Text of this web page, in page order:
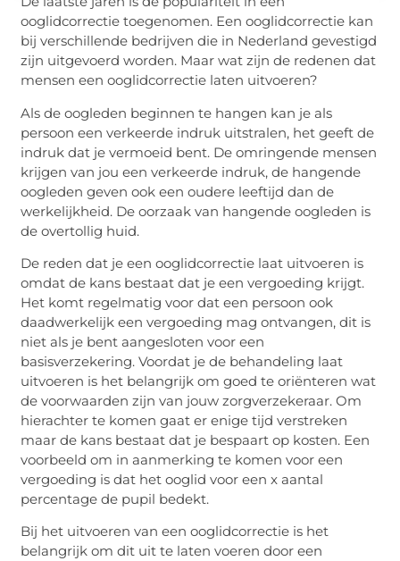
ooglidcorrectie toegenomen. Een ooglidcorrectie kan
bij verschillende bedrijven die in Nederland gevestigd
zijn uitgevoerd worden. Maar wat zijn de redenen dat
mensen een ooglidcorrectie laten uitvoeren?
Als de oogleden beginnen te hangen kan je als
persoon een verkeerde indruk uitstralen, het geeft de
indruk dat je vermoeid bent. De omringende mensen
krijgen van jou een verkeerde indruk, de hangende
oogleden geven ook een oudere leeftijd dan de
werkelijkheid. De oorzaak van hangende oogleden is
de overtollig huid.
De reden dat je een ooglidcorrectie laat uitvoeren is
omdat de kans bestaat dat je een vergoeding krijgt.
Het komt regelmatig voor dat een persoon ook
daadwerkelijk een vergoeding mag ontvangen, dit is
niet als je bent aangesloten voor een
basisverzekering. Voordat je de behandeling laat
uitvoeren is het belangrijk om goed te oriënteren wat
de voorwaarden zijn van jouw zorgverzekeraar. Om
hierachter te komen gaat er enige tijd verstreken
maar de kans bestaat dat je bespaart op kosten. Een
voorbeeld om in aanmerking te komen voor een
vergoeding is dat het ooglid voor een x aantal
percentage de pupil bedekt.
Bij het uitvoeren van een ooglidcorrectie is het
belangrijk om dit uit te laten voeren door een